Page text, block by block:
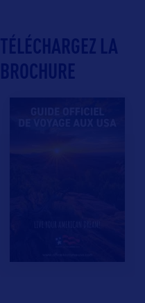
TÉLÉCHARGEZ LA
BROCHURE